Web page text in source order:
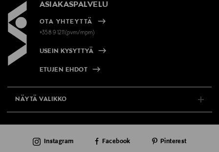
ASIAKASPALVELU
OTA YHTEYTTÄ
+358 9 1211(pvm/mpm)
USEIN KYSYTTYÄ
ETUJEN EHDOT
NÄYTÄ VALIKKO
AJANKOHTAISTA
Instagram Facebook Pinterest